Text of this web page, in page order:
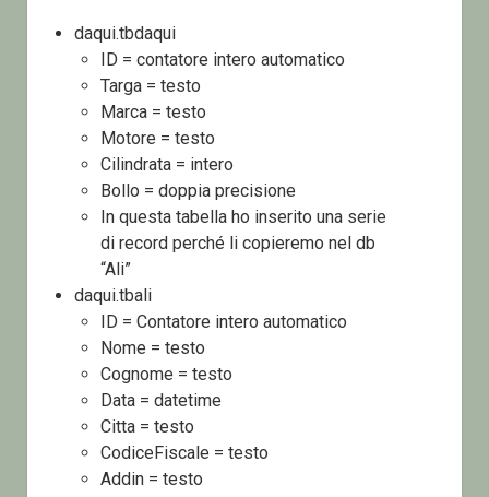
daqui.tbdaqui
ID = contatore intero automatico
Targa = testo
Marca = testo
Motore = testo
Cilindrata = intero
Bollo = doppia precisione
In questa tabella ho inserito una serie
di record perché li copieremo nel db
“Ali”
daqui.tbali
ID = Contatore intero automatico
Nome = testo
Cognome = testo
Data = datetime
Citta = testo
CodiceFiscale = testo
Addin = testo